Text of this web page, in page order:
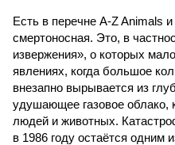
Есть в перечне A-Z Animals
смертоносная. Это, в
извержения», о которых
явлениях, когда большое
внезапно вырывается из
удушающее газовое облако,
людей и животных.
в 1986 году остаётся одним